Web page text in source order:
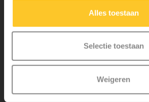
Alles toestaan
Selectie toestaan
Weigeren
Micro Mobility is de uitvinder van de
iconische 3-wielige step. Al onze steps
liefde in Zwitserland ontwikkeld. Ze zijn
veiligheid en zeer duurzaam. Elk onderdeel is